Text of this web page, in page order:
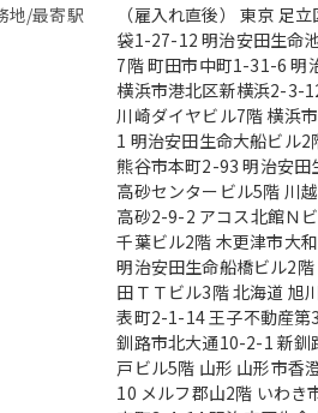
地/最寄駅
（雇入れ直後） 東京 足
袋1-27-12 明治安田生命
7階 町田市中町1-31-6 明治
横浜市港北区新横浜2-3-
川崎ダイヤビル7階 横浜
1 明治安田生命大船ビル2
熊谷市本町2-93 明治安
高砂センタービル5階 川
高砂2-9-2 アコス北館Ｎビル2階 千葉 千葉市中央区本千葉町
千葉ビル2階 木更津市大
明治安田生命船橋ビル2
田ＴＴビル3階 北海道 旭川市三条通9丁目左1号 旭川三条緑橋ビル6階 苫小牧市
表町2-1-14 王子不動産第
釧路市北大通10-2-1 新釧路道銀ビル10階 青森
戸ビル5階 山形 山形市香澄町2-2-36 山形センタービル2階 福島 郡山市中町10-
10 メルフ郡山2階 いわき市平